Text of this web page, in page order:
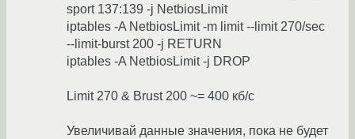
sport 137:139 -j NetbiosLimit
iptables -A NetbiosLimit -m limit --limit 270/sec
--limit-burst 200 -j RETURN
iptables -A NetbiosLimit -j DROP
Limit 270 & Brust 200 ~= 400 кб/с
Увеличивай данные значения, пока не будет